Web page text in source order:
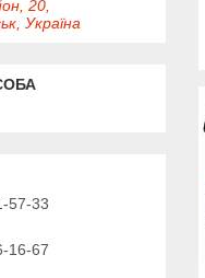
20,
Україна
57-33
16-67